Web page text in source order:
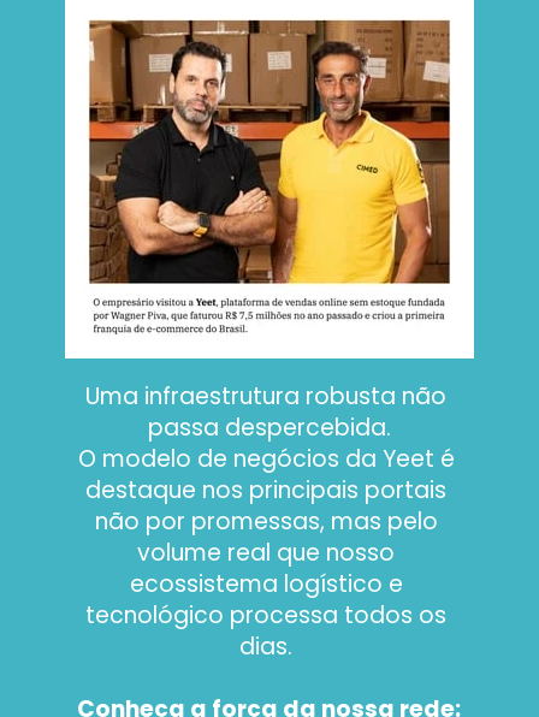
Uma infraestrutura robusta não
passa despercebida.
O modelo de negócios da Yeet é
destaque nos principais portais
não por promessas, mas pelo
volume real que nosso
ecossistema logístico e
tecnológico processa todos os
dias.
Conheça a força da nossa rede: